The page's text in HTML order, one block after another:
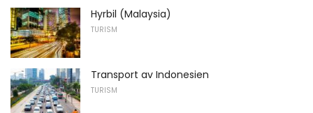
Hyrbil (Malaysia)
TURISM
Transport av Indonesien
TURISM